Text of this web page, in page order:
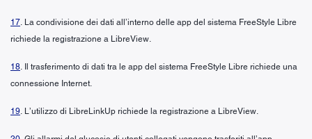
17. La condivisione dei dati all’interno delle app del sistema FreeStyle Libre
richiede la registrazione a LibreView.
18. Il trasferimento di dati tra le app del sistema FreeStyle Libre richiede una
connessione Internet.
19. L’utilizzo di LibreLinkUp richiede la registrazione a LibreView.